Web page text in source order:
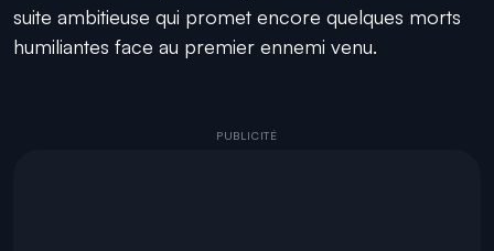
suite ambitieuse qui promet encore quelques morts
humiliantes face au premier ennemi venu.